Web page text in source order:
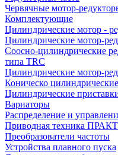
Червячные мотор-
Комплектующие
Цилиндрические мотор -
Цилиндрические мотор-
Соосно-цилиндрические
типа TRC
Цилиндрические мотор-
Коническо
Цилиндрические
Вариаторы
Распределение и
Приводная техника
Преобразователи частоты
Устройства плавного пуска